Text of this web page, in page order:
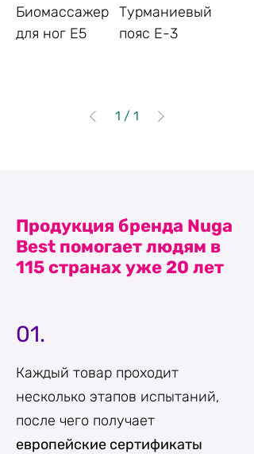
Биомассажер
для ног E5
Турманиевый
пояс E-3
1 / 1
Продукция бренда Nuga
Best помогает людям в
115 странах уже 20 лет
01.
Каждый товар проходит
несколько этапов испытаний,
после чего получает
европейские сертификаты